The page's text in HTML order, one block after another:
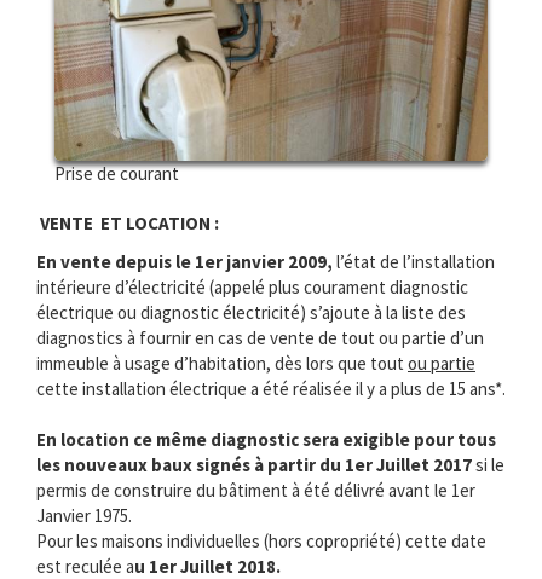
Prise de courant
VENTE ET LOCATION :
En vente depuis le 1er janvier 2009, l’état de l’installation
intérieure d’électricité (appelé plus courament diagnostic
électrique ou diagnostic électricité) s’ajoute à la liste des
diagnostics à fournir en cas de vente de tout ou partie d’un
immeuble à usage d’habitation, dès lors que tout ou partie
cette installation électrique a été réalisée il y a plus de 15 ans*.
En location ce même diagnostic sera exigible pour tous
les nouveaux baux signés à partir du 1er Juillet 2017si le
permis de construire du bâtiment à été délivré avant le 1er
Janvier 1975.
Pour les maisons individuelles (hors copropriété) cette date
est reculée au 1er Juillet 2018.